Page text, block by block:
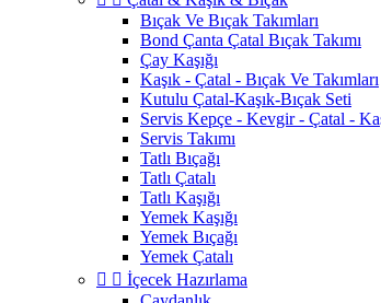
Bıçak Ve Bıçak Takımları
Bond Çanta Çatal Bıçak Takımı
Çay Kaşığı
Kaşık - Çatal - Bıçak Ve Takımları
Kutulu Çatal-Kaşık-Bıçak Seti
Servis Kepçe - Kevgir - Çatal -
Servis Takımı
Tatlı Bıçağı
Tatlı Çatalı
Tatlı Kaşığı
Yemek Kaşığı
Yemek Bıçağı
Yemek Çatalı
  İçecek Hazırlama